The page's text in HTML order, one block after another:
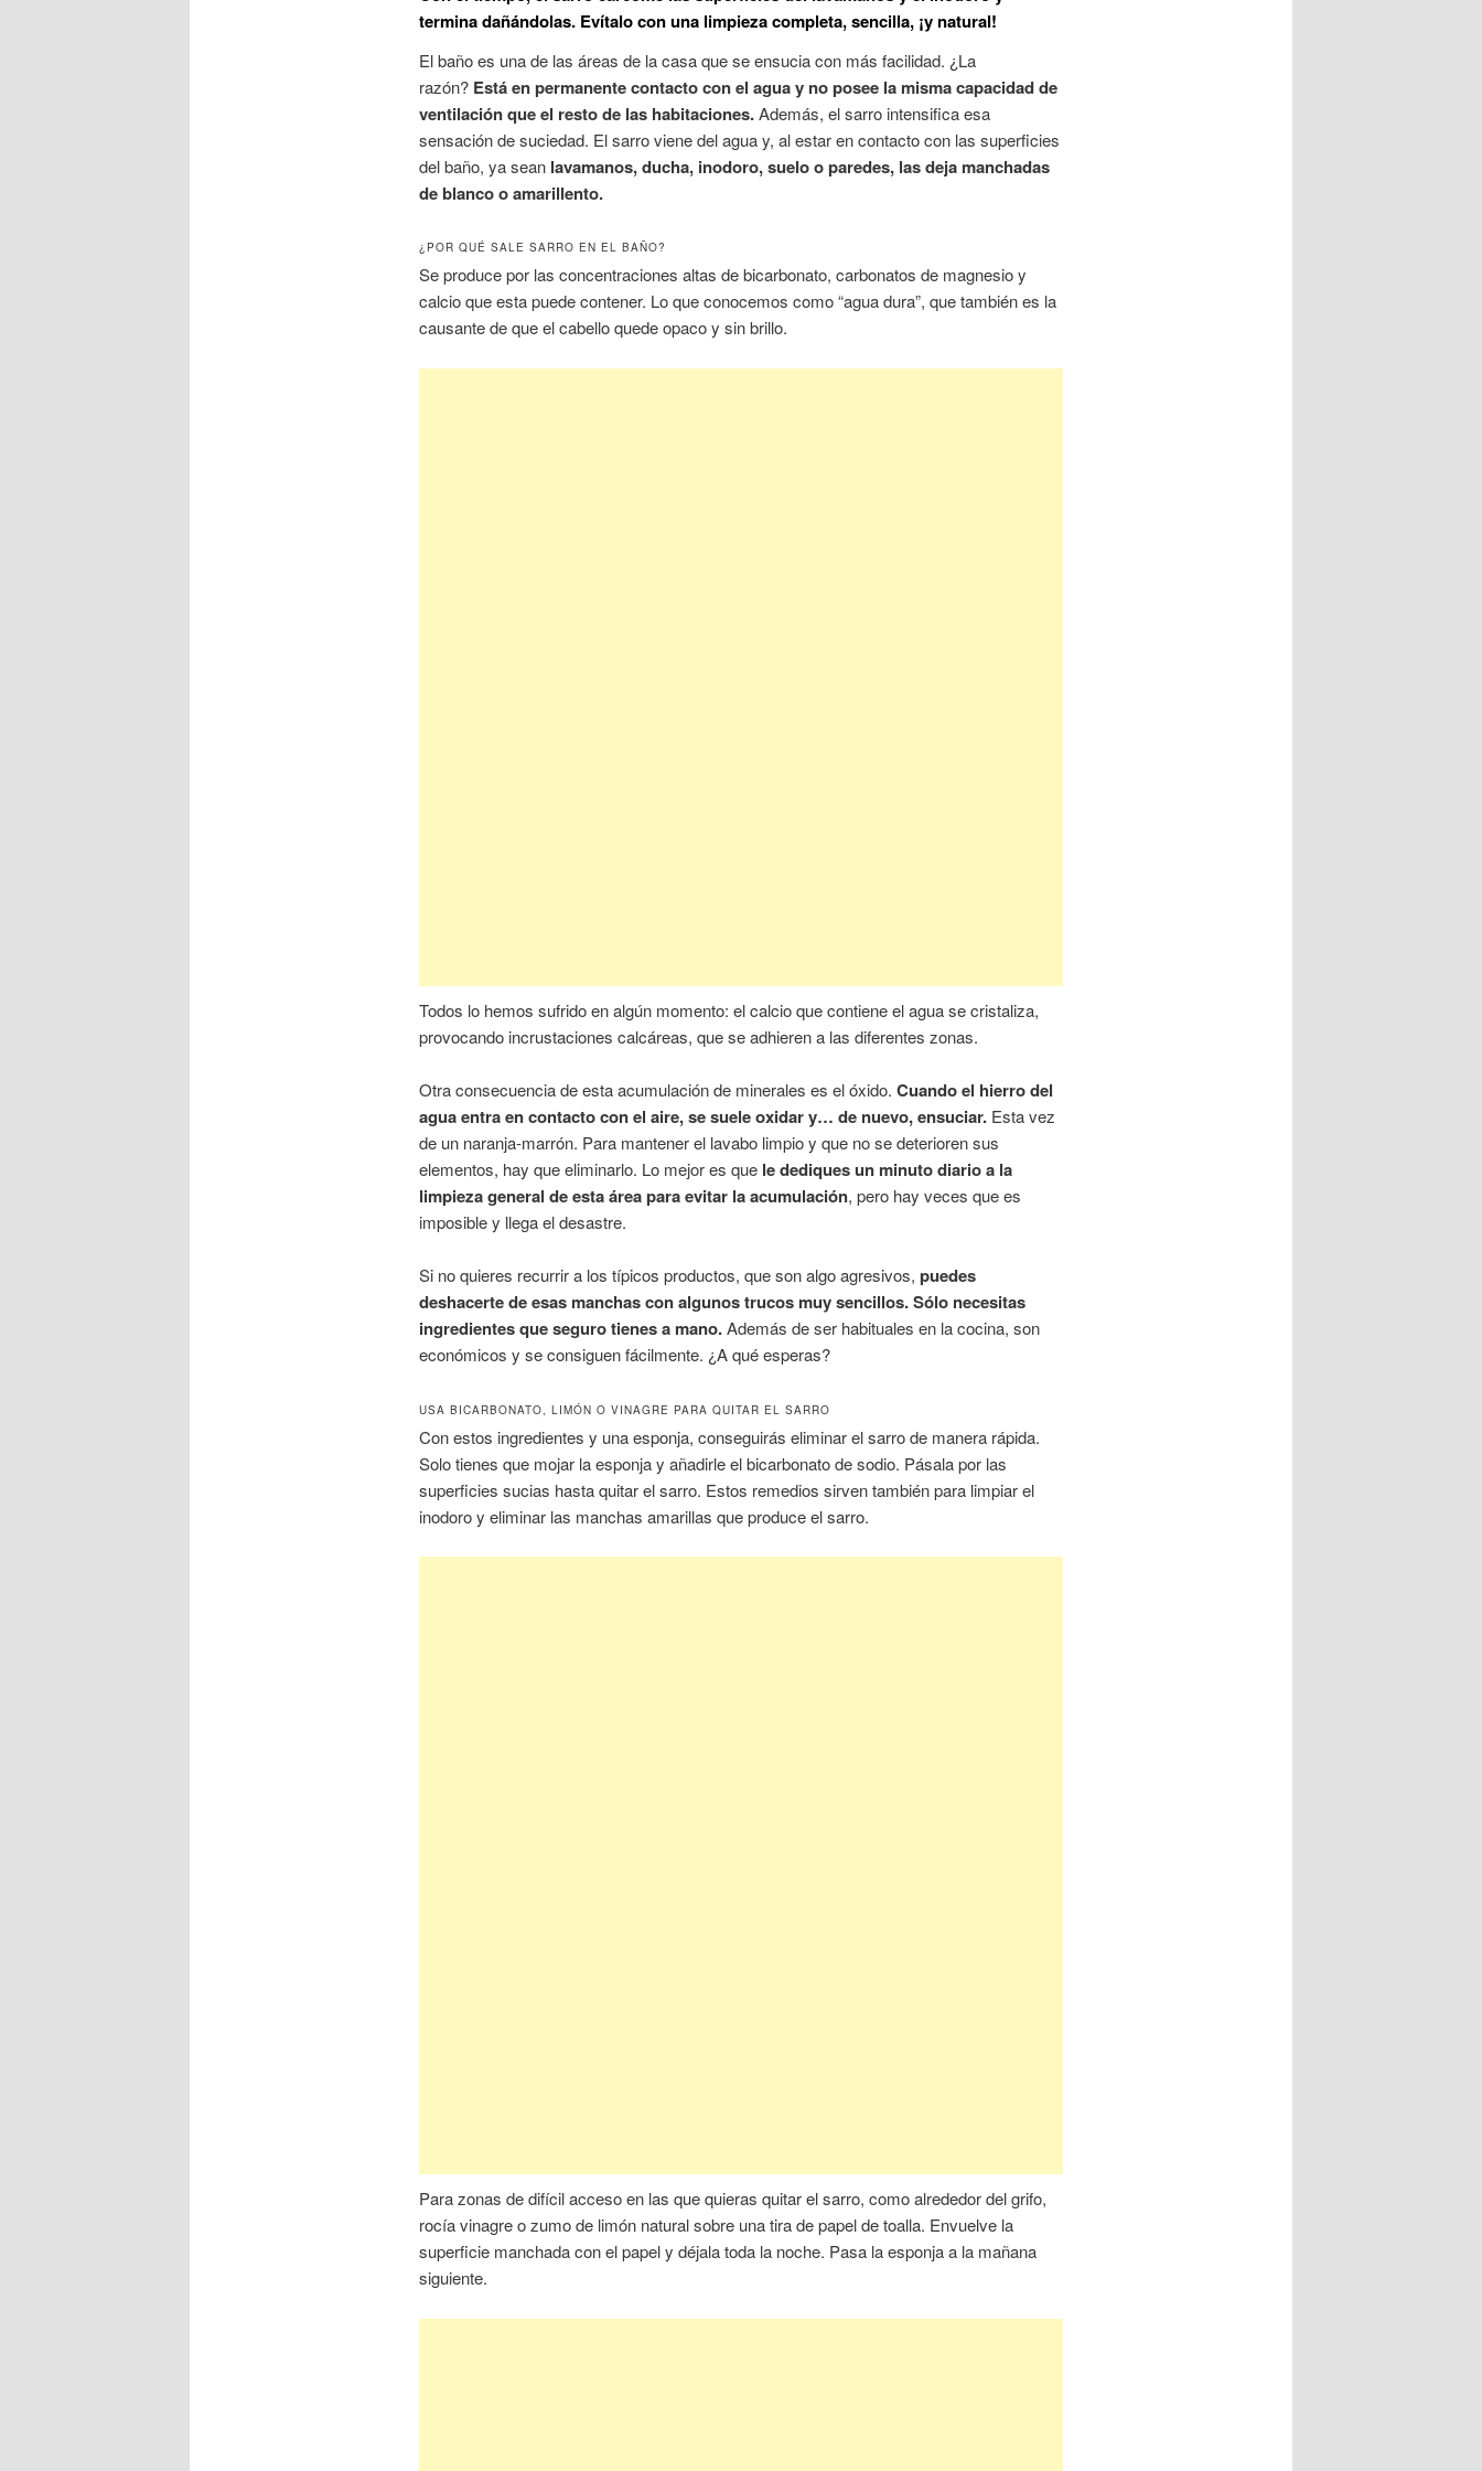
termina dañándolas. Evítalo con una limpieza completa, sencilla, ¡y natural!
El baño es una de las áreas de la casa que se ensucia con más facilidad. ¿La
razón? Está en permanente contacto con el agua y no posee la misma capacidad de
ventilación que el resto de las habitaciones.Además, el sarro intensifica esa
sensación de suciedad. El sarro viene del agua y, al estar en contacto con las superficies
del baño, ya sean lavamanos, ducha, inodoro, suelo o paredes, las deja manchadas
de blanco o amarillento.
¿POR QUÉ SALE SARRO EN EL BAÑO?
Se produce por las concentraciones altas de bicarbonato, carbonatos de magnesio y
calcio que esta puede contener. Lo que conocemos como “agua dura”, que también es la
causante de que el cabello quede opaco y sin brillo.
Todos lo hemos sufrido en algún momento: el calcio que contiene el agua se cristaliza,
provocando incrustaciones calcáreas, que se adhieren a las diferentes zonas.
Otra consecuencia de esta acumulación de minerales es el óxido. Cuando el hierro del
agua entra en contacto con el aire, se suele oxidar y… de nuevo, ensuciar.Esta vez
de un naranja-marrón. Para mantener el lavabo limpio y que no se deterioren sus
elementos, hay que eliminarlo. Lo mejor es que le dediques un minuto diario a la
limpieza general de esta área para evitar la acumulación, pero hay veces que es
imposible y llega el desastre.
Si no quieres recurrir a los típicos productos, que son algo agresivos, puedes
deshacerte de esas manchas con algunos trucos muy sencillos. Sólo necesitas
ingredientes que seguro tienes a mano.Además de ser habituales en la cocina, son
económicos y se consiguen fácilmente. ¿A qué esperas?
USA BICARBONATO, LIMÓN O VINAGRE PARA QUITAR EL SARRO
Con estos ingredientes y una esponja, conseguirás eliminar el sarro de manera rápida.
Solo tienes que mojar la esponja y añadirle el bicarbonato de sodio. Pásala por las
superficies sucias hasta quitar el sarro. Estos remedios sirven también para limpiar el
inodoro y eliminar las manchas amarillas que produce el sarro.
Para zonas de difícil acceso en las que quieras quitar el sarro, como alrededor del grifo,
rocía vinagre o zumo de limón natural sobre una tira de papel de toalla. Envuelve la
superficie manchada con el papel y déjala toda la noche. Pasa la esponja a la mañana
siguiente.